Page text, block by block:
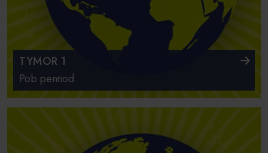
TYMOR 1
Pob pennod